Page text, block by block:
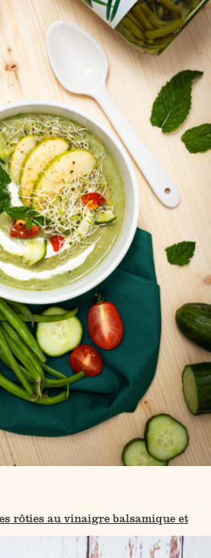
rôties au vinaigre balsamique et